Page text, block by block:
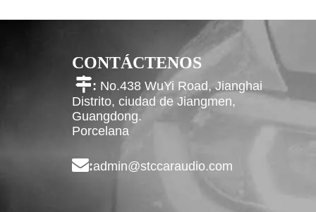
CONTÁCTENOS
: No.438 WuYi Road, Jianghai
Distrito, ciudad de Jiangmen,
Guangdong.
Porcelana
:admin@stccaraudio.com